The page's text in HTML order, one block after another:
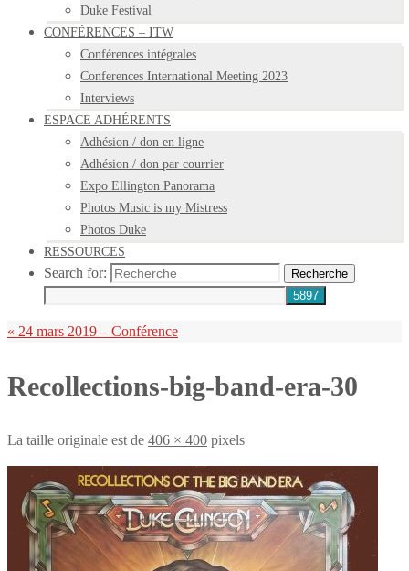
Duke Festival
CONFÉRENCES – ITW
Conférences intégrales
Conferences International Meeting 2023
Interviews
ESPACE ADHÉRENTS
Adhésion / don en ligne
Adhésion / don par courrier
Expo Ellington Panorama
Photos Music is my Mistress
Photos Duke
RESSOURCES
Search for: Recherche
« 24 mars 2019 – Conférence
Recollections-big-band-era-30
La taille originale est de 406 × 400 pixels